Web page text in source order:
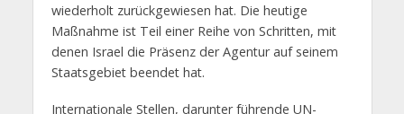
wiederholt zurückgewiesen hat. Die heutige
Maßnahme ist Teil einer Reihe von Schritten, mit
denen Israel die Präsenz der Agentur auf seinem
Staatsgebiet beendet hat.
Internationale Stellen, darunter führende UN-